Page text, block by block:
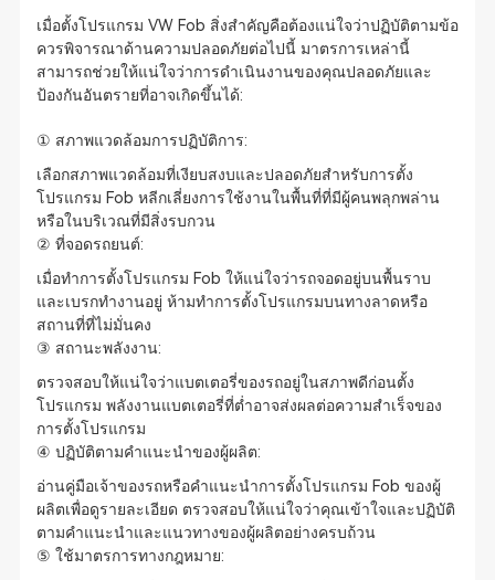
เมื่อตั้งโปรแกรม VW Fob สิ่งสำคัญคือต้องแน่ใจว่าปฏิบัติตามข้อ
ควรพิจารณาด้านความปลอดภัยต่อไปนี้ มาตรการเหล่านี้
สามารถช่วยให้แน่ใจว่าการดำเนินงานของคุณปลอดภัยและ
ป้องกันอันตรายที่อาจเกิดขึ้นได้:
① สภาพแวดล้อมการปฏิบัติการ:
เลือกสภาพแวดล้อมที่เงียบสงบและปลอดภัยสำหรับการตั้ง
โปรแกรม Fob หลีกเลี่ยงการใช้งานในพื้นที่ที่มีผู้คนพลุกพล่าน
หรือในบริเวณที่มีสิ่งรบกวน
② ที่จอดรถยนต์:
เมื่อทำการตั้งโปรแกรม Fob ให้แน่ใจว่ารถจอดอยู่บนพื้นราบ
และเบรกทำงานอยู่ ห้ามทำการตั้งโปรแกรมบนทางลาดหรือ
สถานที่ที่ไม่มั่นคง
③ สถานะพลังงาน:
ตรวจสอบให้แน่ใจว่าแบตเตอรี่ของรถอยู่ในสภาพดีก่อนตั้ง
โปรแกรม พลังงานแบตเตอรี่ที่ต่ำอาจส่งผลต่อความสำเร็จของ
การตั้งโปรแกรม
④ ปฏิบัติตามคำแนะนำของผู้ผลิต:
อ่านคู่มือเจ้าของรถหรือคำแนะนำการตั้งโปรแกรม Fob ของผู้
ผลิตเพื่อดูรายละเอียด ตรวจสอบให้แน่ใจว่าคุณเข้าใจและปฏิบัติ
ตามคำแนะนำและแนวทางของผู้ผลิตอย่างครบถ้วน
⑤ ใช้มาตรการทางกฎหมาย: